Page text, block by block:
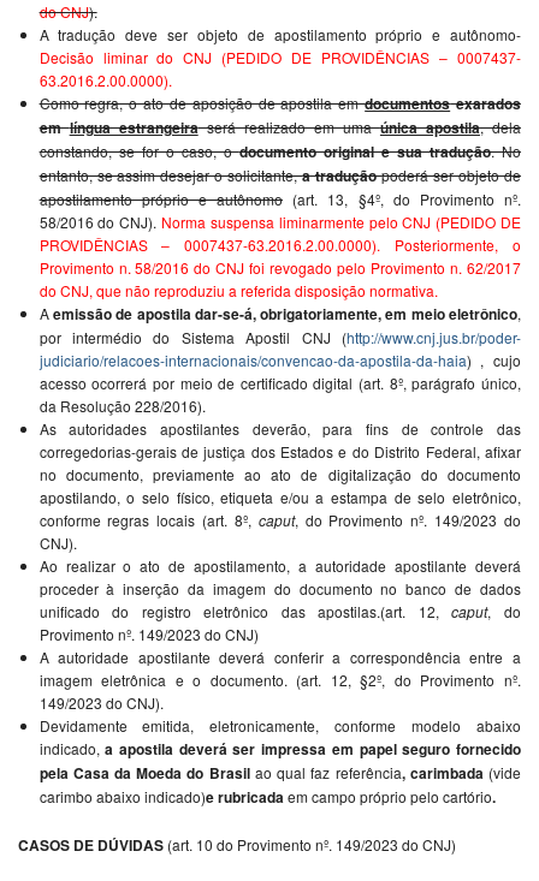
do CNJ).
A tradução deve ser objeto de apostilamento próprio e autônomo-
Decisão liminar do CNJ (PEDIDO DE PROVIDÊNCIAS – 0007437-
63.2016.2.00.0000).
Como regra, o ato de aposição de apostila emdocumentosexarados
emlíngua estrangeiraserá realizado em umaúnica apostila, dela
constando, se for o caso, odocumento original e sua tradução. No
entanto, se assim desejar o solicitante,a traduçãopoderá ser objeto de
apostilamento próprio e autônomo (art. 13, §4º, do Provimento nº.
58/2016 do CNJ). Norma suspensa liminarmente pelo CNJ (PEDIDO DE
PROVIDÊNCIAS – 0007437-63.2016.2.00.0000). Posteriormente, o
Provimento n. 58/2016 do CNJ foi revogado pelo Provimento n. 62/2017
do CNJ, que não reproduziu a referida disposição normativa.
Aemissão de apostila dar-se-á, obrigatoriamente, em meio eletrônico,
por intermédio do Sistema Apostil CNJ (http://www.cnj.jus.br/poder-
judiciario/relacoes-internacionais/convencao-da-apostila-da-haia) , cujo
acesso ocorrerá por meio de certificado digital (art. 8º, parágrafo único,
da Resolução 228/2016).
As autoridades apostilantes deverão, para fins de controle das
corregedorias-gerais de justiça dos Estados e do Distrito Federal, afixar
no documento, previamente ao ato de digitalização do documento
apostilando, o selo físico, etiqueta e/ou a estampa de selo eletrônico,
conforme regras locais (art. 8º, caput, do Provimento nº. 149/2023 do
CNJ).
Ao realizar o ato de apostilamento, a autoridade apostilante deverá
proceder à inserção da imagem do documento no banco de dados
unificado do registro eletrônico das apostilas.(art. 12,caput, do
Provimento nº. 149/2023 do CNJ)
A autoridade apostilante deverá conferir a correspondência entre a
imagem eletrônica e o documento. (art. 12, §2º, do Provimento nº.
149/2023 do CNJ).
Devidamente emitida, eletronicamente, conforme modelo abaixo
indicado,a apostila deverá ser impressa em papel seguro fornecido
pela Casa da Moeda do Brasilao qual faz referência, carimbada (vide
carimbo abaixo indicado)e rubricadaem campo próprio pelo cartório.
CASOS DE DÚVIDAS (art. 10 do Provimento nº. 149/2023 do CNJ)